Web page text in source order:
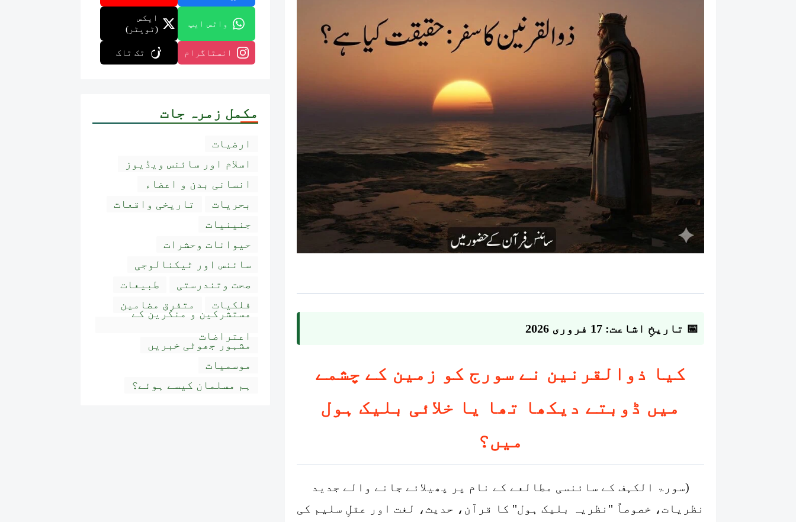
📅 تاریخِ اشاعت: 17 فروری 2026
کیا ذوالقرنین نے سورج کو زمین کے چشمے
میں ڈوبتے دیکھا تھا یا خلائی بلیک ہول
میں؟
(سورۃ الکہف کے سائنسی مطالعے کے نام پر پھیلائے جانے والے جدید
نظریات، خصوصاً "نظریہ بلیک ہول" کا قرآن، حدیث، لغت اور عقلِ سلیم کی
واٹس ایپ
ایکس
(ٹویٹر)
انسٹاگرام ٹک ٹاک
مکمل زمرہ جات
ارضیات
اسلام اور سائنس ویڈیوز
انسانی بدن و اعضاء
بحریات
تاریخی واقعات
جنینیات
حیوانات وحشرات
سائنس اور ٹیکنالوجی
صحت وتندرستی
طبیعات
فلکیات
متفرق مضامین
مستشرکین و منکرین کے
اعتراضات
مشہور جھوٹی خبریں
موسمیات
ہم مسلمان کیسے ہوئے؟